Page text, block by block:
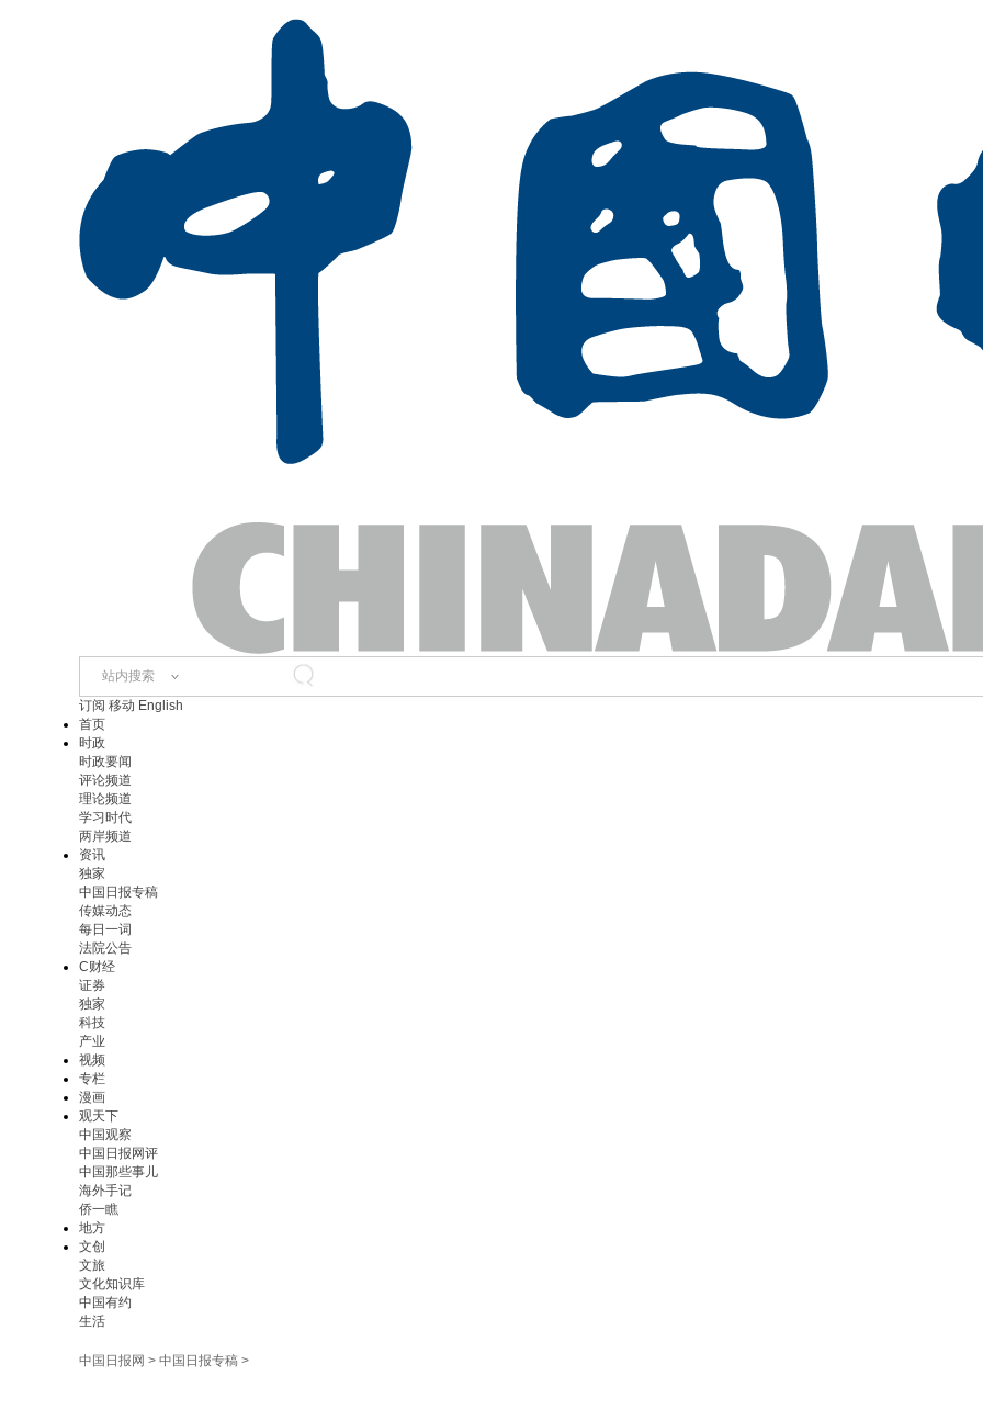
站内搜索
订阅 移动 English
首页
时政
时政要闻
评论频道
理论频道
学习时代
两岸频道
资讯
独家
中国日报专稿
传媒动态
每日一词
法院公告
C财经
证券
独家
科技
产业
视频
专栏
漫画
观天下
中国观察
中国日报网评
中国那些事儿
海外手记
侨一瞧
地方
文创
文旅
文化知识库
中国有约
生活
中国日报网 > 中国日报专稿 >